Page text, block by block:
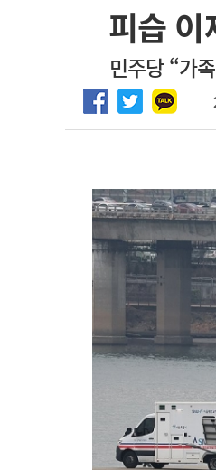
고객센터
임상전
[해운
피습 이
민주당 “가